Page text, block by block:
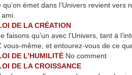
qu’on émet dans l’Univers revient
DE LA CRÉATION
faisons qu’un avec l’Univers, tant à
vous-même, et entourez-vous de ce
DE L’HUMILITÉ No comment
DE LA CROISSANCE